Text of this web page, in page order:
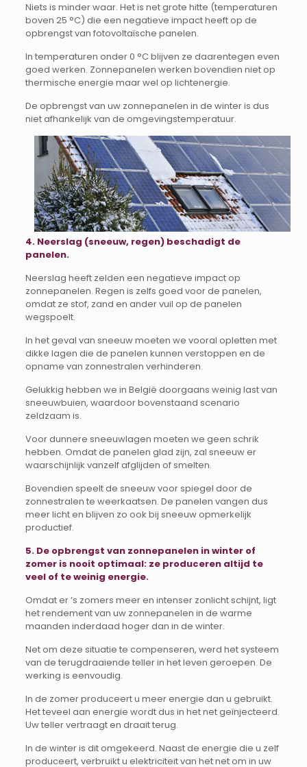
Niets is minder waar. Het is net grote hitte (temperaturen
boven 25 °C) die een negatieve impact heeft op de
opbrengst van fotovoltaïsche panelen.
In temperaturen onder 0 °C blijven ze daarentegen even
goed werken. Zonnepanelen werken bovendien niet op
thermische energie maar wel op lichtenergie.
De opbrengst van uw zonnepanelen in de winter is dus
niet afhankelijk van de omgevingstemperatuur.
4. Neerslag (sneeuw, regen) beschadigt de
panelen.
Neerslag heeft zelden een negatieve impact op
zonnepanelen. Regen is zelfs goed voor de panelen,
omdat ze stof, zand en ander vuil op de panelen
wegspoelt.
In het geval van sneeuw moeten we vooral opletten met
dikke lagen die de panelen kunnen verstoppen en de
opname van zonnestralen verhinderen.
Gelukkig hebben we in België doorgaans weinig last van
sneeuwbuien, waardoor bovenstaand scenario
zeldzaam is.
Voor dunnere sneeuwlagen moeten we geen schrik
hebben. Omdat de panelen glad zijn, zal sneeuw er
waarschijnlijk vanzelf afglijden of smelten.
Bovendien speelt de sneeuw voor spiegel door de
zonnestralen te weerkaatsen. De panelen vangen dus
meer licht en blijven zo ook bij sneeuw opmerkelijk
productief.
5. De opbrengst van zonnepanelen in winter of
zomer is nooit optimaal: ze produceren altijd te
veel of te weinig energie.
Omdat er ’s zomers meer en intenser zonlicht schijnt, ligt
het rendement van uw zonnepanelen in de warme
maanden inderdaad hoger dan in de winter.
Net om deze situatie te compenseren, werd het systeem
van de terugdraaiende teller in het leven geroepen. De
werking is eenvoudig.
In de zomer produceert u meer energie dan u gebruikt.
Het teveel aan energie wordt dus in het net geïnjecteerd.
Uw teller vertraagt en draait terug.
In de winter is dit omgekeerd. Naast de energie die u zelf
produceert, verbruikt u elektriciteit van het net om in uw